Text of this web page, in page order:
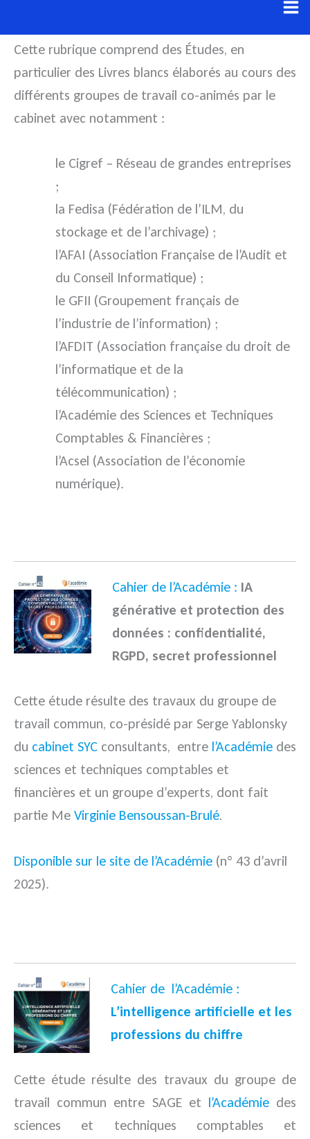
au
contenu
Cette rubrique comprend des Études, en
particulier des Livres blancs élaborés au cours des
différents groupes de travail co-animés par le
cabinet avec notamment :
le Cigref – Réseau de grandes entreprises
;
la Fedisa (Fédération de l’ILM, du
stockage et de l’archivage) ;
l’AFAI (Association Française de l’Audit et
du Conseil Informatique) ;
le GFII (Groupement français de
l’industrie de l’information) ;
l’AFDIT (Association française du droit de
l’informatique et de la
télécommunication) ;
l’Académie des Sciences et Techniques
Comptables & Financières ;
l’Acsel (Association de l’économie
numérique).
Cahier de l’Académie : IA
générative et protection des
données : confidentialité,
RGPD, secret professionnel
Cette étude résulte des travaux du groupe de
travail commun, co-présidé par Serge Yablonsky
du cabinet SYC consultants, entre l’Académie des
sciences et techniques comptables et
financières et un groupe d’experts, dont fait
partie Me Virginie Bensoussan-Brulé.
Disponible sur le site de l’Académie (n° 43 d’avril
2025).
Cahier de l’Académie :
L’intelligence artificielle et les
professions du chiffre
Cette étude résulte des travaux du groupe de
travail commun entre SAGE et l’Académiedes
sciences et techniques comptables et